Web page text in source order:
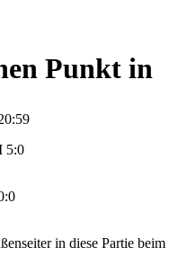
Punkt in
5:0
in diese Partie beim